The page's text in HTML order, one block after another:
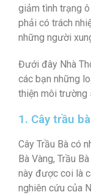
giảm tình trạng
phải có trách
những người
Đưới đây Nhà
các bạn những
thiện môi trường
1. Cây trầu
Cây Trầu Bà có
Bà Vàng, Trầu
này được coi là
nghiên cứu của